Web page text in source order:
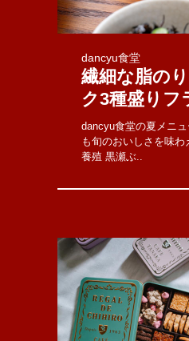
dancyu食堂
繊細な脂の
ク3種盛りフ
dancyu食堂の夏メニ
も旬のおいしさを味
養殖 黒瀬ぶ..